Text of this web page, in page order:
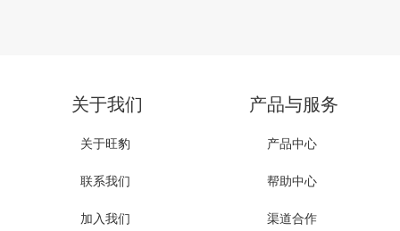
关于我们
关于旺豹
联系我们
加入我们
产品与服务
产品中心
帮助中心
渠道合作